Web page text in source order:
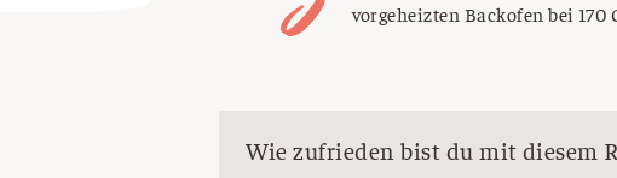
vorgeheizten Backofen bei 170
Wie zufrieden bist du mit diesem